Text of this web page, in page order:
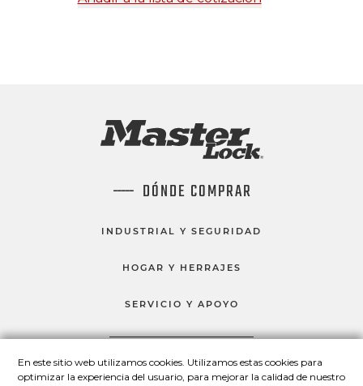
En este sitio web utilizamos cookies. Utilizamos estas cookies para
optimizar la experiencia del usuario, para mejorar la calidad de nuestro
DÓNDE COMPRAR
INDUSTRIAL Y SEGURIDAD
HOGAR Y HERRAJES
SERVICIO Y APOYO
HABLEMOS